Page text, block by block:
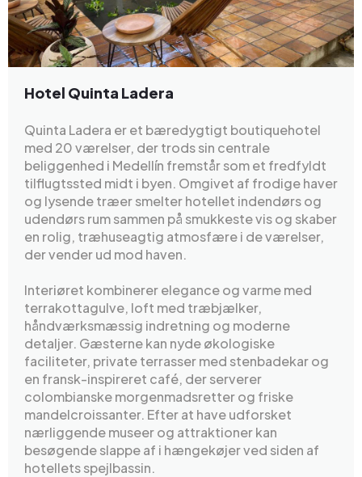
Hotel Quinta Ladera
Quinta Ladera er et bæredygtigt boutiquehotel
med 20 værelser, der trods sin centrale
beliggenhed i Medellín fremstår som et fredfyldt
tilflugtssted midt i byen. Omgivet af frodige haver
og lysende træer smelter hotellet indendørs og
udendørs rum sammen på smukkeste vis og skaber
en rolig, træhuseagtig atmosfære i de værelser,
der vender ud mod haven.
Interiøret kombinerer elegance og varme med
terrakottagulve, loft med træbjælker,
håndværksmæssig indretning og moderne
detaljer. Gæsterne kan nyde økologiske
faciliteter, private terrasser med stenbadekar og
en fransk-inspireret café, der serverer
colombianske morgenmadsretter og friske
mandelcroissanter. Efter at have udforsket
nærliggende museer og attraktioner kan
besøgende slappe af i hængekøjer ved siden af
hotellets spejlbassin.